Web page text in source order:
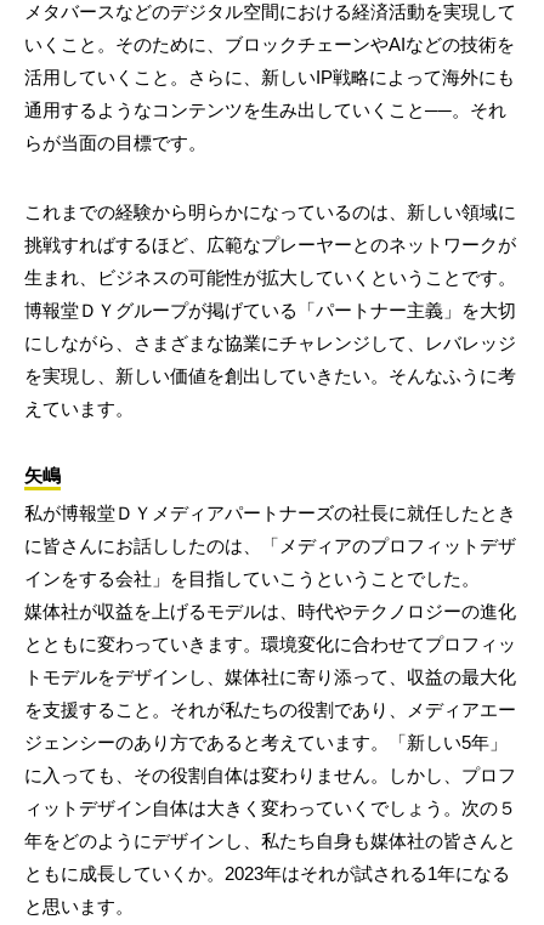
メタバースなどのデジタル空間における経済活動を実現して
いくこと。そのために、ブロックチェーンやAIなどの技術を
活用していくこと。さらに、新しいIP戦略によって海外にも
通用するようなコンテンツを生み出していくこと──。それ
らが当面の目標です。
これまでの経験から明らかになっているのは、新しい領域に
挑戦すればするほど、広範なプレーヤーとのネットワークが
生まれ、ビジネスの可能性が拡大していくということです。
博報堂ＤＹグループが掲げている「パートナー主義」を大切
にしながら、さまざまな協業にチャレンジして、レバレッジ
を実現し、新しい価値を創出していきたい。そんなふうに考
えています。
矢嶋
私が博報堂ＤＹメディアパートナーズの社長に就任したとき
に皆さんにお話ししたのは、「メディアのプロフィットデザ
インをする会社」を目指していこうということでした。
媒体社が収益を上げるモデルは、時代やテクノロジーの進化
とともに変わっていきます。環境変化に合わせてプロフィッ
トモデルをデザインし、媒体社に寄り添って、収益の最大化
を支援すること。それが私たちの役割であり、メディアエー
ジェンシーのあり方であると考えています。「新しい5年」
に入っても、その役割自体は変わりません。しかし、プロフ
ィットデザイン自体は大きく変わっていくでしょう。次の５
年をどのようにデザインし、私たち自身も媒体社の皆さんと
ともに成長していくか。2023年はそれが試される1年になる
と思います。